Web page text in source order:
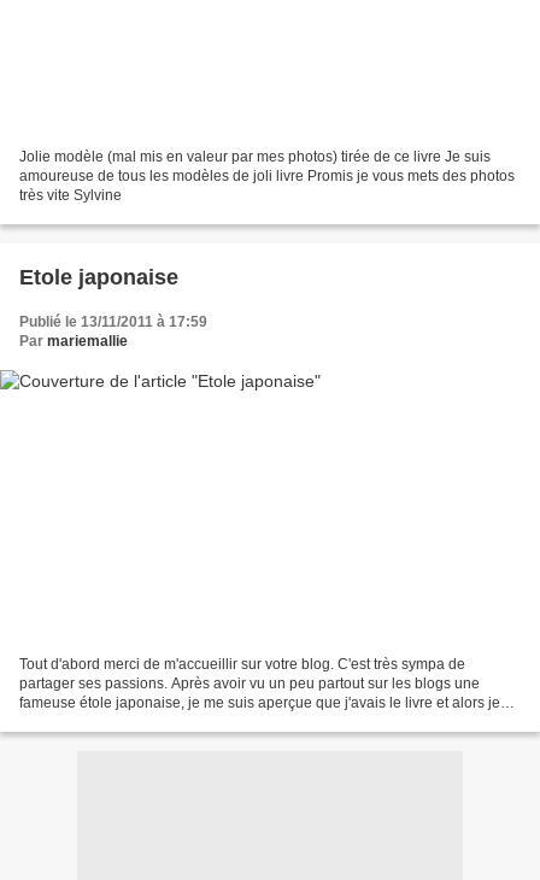
Jolie modèle (mal mis en valeur par mes photos) tirée de ce livre Je suis
amoureuse de tous les modèles de joli livre Promis je vous mets des photos
très vite Sylvine
Etole japonaise
Publié le 13/11/2011 à 17:59
Par mariemallie
Tout d'abord merci de m'accueillir sur votre blog. C'est très sympa de
partager ses passions. Après avoir vu un peu partout sur les blogs une
fameuse étole japonaise, je me suis aperçue que j'avais le livre et alors je